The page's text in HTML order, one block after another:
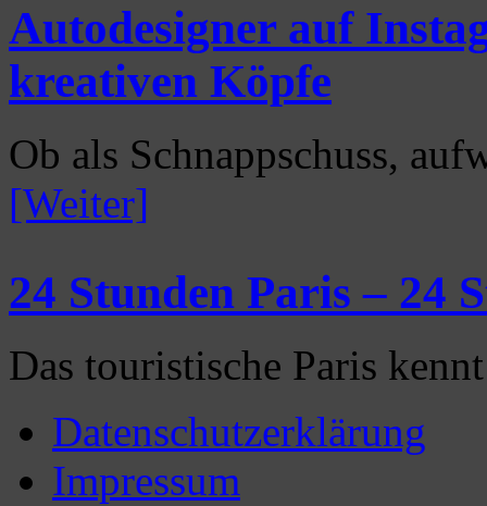
Autodesigner auf
kreativen Köpfe
Ob als Schnappschuss,
[Weiter]
24 Stunden Paris – 24
Das touristische Paris
Datenschutzerklärung
Impressum